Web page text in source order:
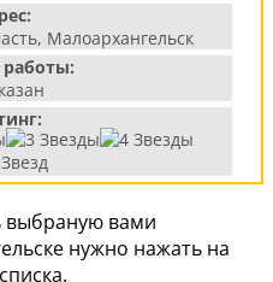
Малоархангельск
выбраную вами
нужно нажать на